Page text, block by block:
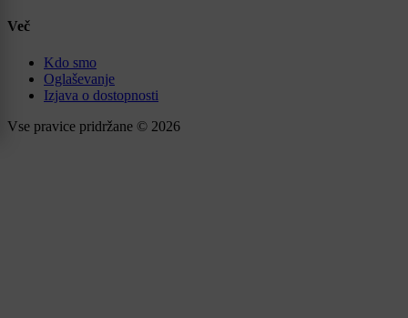
Več
Kdo smo
Oglaševanje
Izjava o dostopnosti
Vse pravice pridržane © 2026